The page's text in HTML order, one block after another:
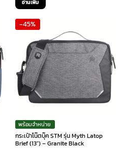
was:
อ่านเพิ่ม
-45%
พร้อมจำหน่าย
กระเป๋าโน๊ตบุ๊ค STM รุ่น Myth Latop
Brief (13″) – Granite Black